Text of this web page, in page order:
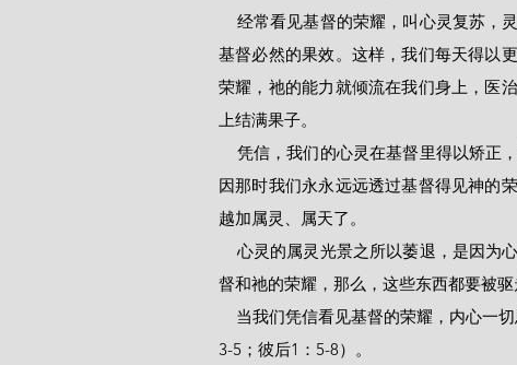
基督必然的果效。这样，我们每天得以
荣耀，祂的能力就倾流在我们身上，医
上结满果子。
因那时我们永永远远透过基督得见神的
越加属灵、属天了。
督和祂的荣耀，那么，这些东西都要被驱
3-5；彼后1：5-8）。